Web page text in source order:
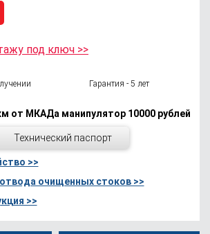
под ключ >>
Гарантия - 5 лет
от МКАДа манипулятор 10000 рублей
Технический паспорт
>>
очищенных стоков >>
>>